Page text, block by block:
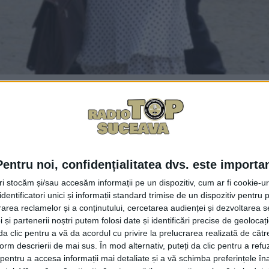
noi, confidențialitatea dvs. este
stocăm și/sau accesăm informații pe un dispozitiv, cum ar fi cookie-
unici și informații standard trimise de un dispozitiv pentru
reclamelor și a conținutului, cercetarea audienței și dezvoltarea
și partenerii noștri putem folosi date și identificări precise de
clic pentru a vă da acordul cu privire la prelucrarea realizată de
descrierii de mai sus. În mod alternativ, puteți da clic pentru a
a accesa informații mai detaliate și a vă schimba preferințele
aruncător de calibrul 82 de milimetri din cel de-al
satul Bogata din comuna suceveană Baia. Bomba
gospodării în timpul executării unui şanţ pentru
chemată la faţa locului, a evacuat
că în timp ce săpa a dat cu hîrleţul în corpul
de iniţiere, provocînd explozia. Misiunea de
de maximă siguranţă şi depozitat provizoriu,